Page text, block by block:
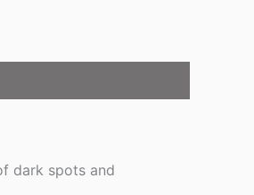
dark spots and